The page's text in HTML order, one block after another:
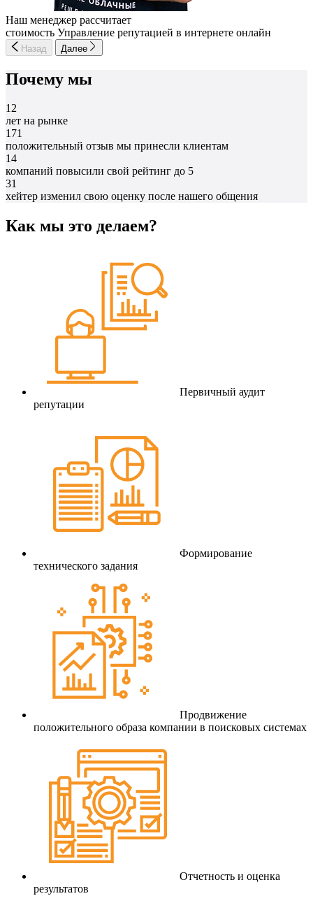
Наш менеджер рассчитает
стоимость Управление репутацией в интернете онлайн
Назад Далее
Почему мы
12
лет на рынке
171
положительный отзыв мы принесли клиентам
14
компаний повысили свой рейтинг до 5
31
хейтер изменил свою оценку после нашего общения
Как мы это делаем?
Первичный аудит
репутации
Формирование
технического задания
Продвижение
положительного образа компании в поисковых системах
Отчетность и оценка
результатов